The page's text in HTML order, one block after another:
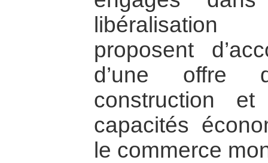
libéralisation
proposent
d’une offre
construction
capacités
le commerce